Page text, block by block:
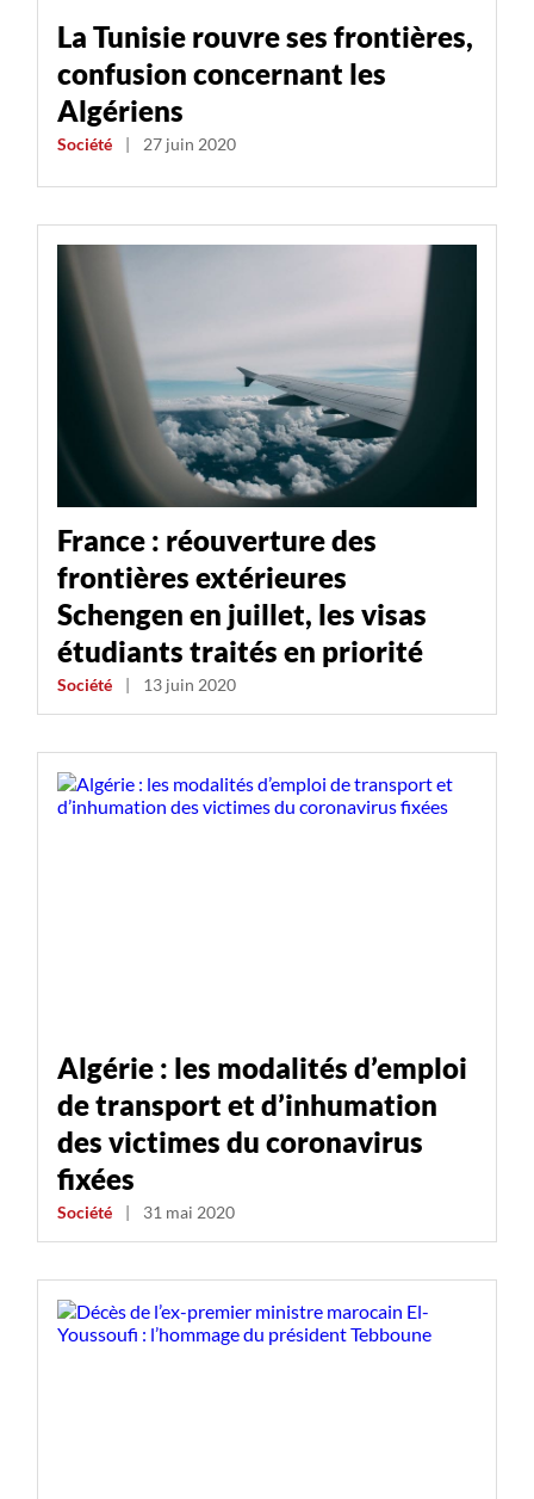
La Tunisie rouvre ses frontières,
confusion concernant les
Algériens
Société | 27 juin 2020
France : réouverture des
frontières extérieures
Schengen en juillet, les visas
étudiants traités en priorité
Société | 13 juin 2020
Algérie : les modalités d’emploi
de transport et d’inhumation
des victimes du coronavirus
fixées
Société | 31 mai 2020